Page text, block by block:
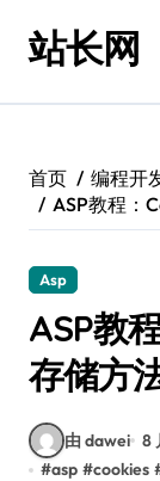
站长网
首页 编程开
ASP教程：
Asp
ASP教
存储方
由 dawei 8
#asp #cookies